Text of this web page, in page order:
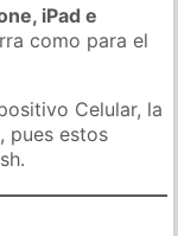
iPad e
como para el
Celular, la
pues estos